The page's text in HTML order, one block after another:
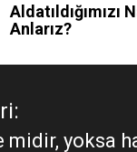
Aldatıldığımızı
Anlarız?
midir, yoksa